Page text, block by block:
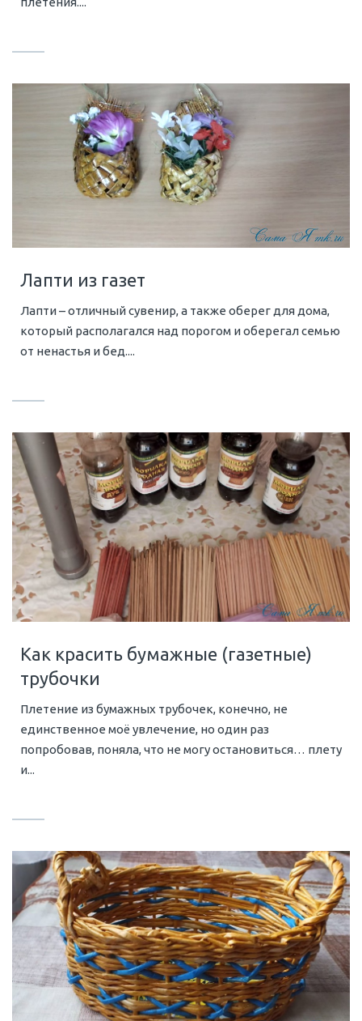
Лапти из газет
Лапти – отличный сувенир, а также оберег для дома,
который располагался над порогом и оберегал семью
от ненастья и бед....
Как красить бумажные (газетные)
трубочки
Плетение из бумажных трубочек, конечно, не
единственное моё увлечение, но один раз
попробовав, поняла, что не могу остановиться… плету
и...